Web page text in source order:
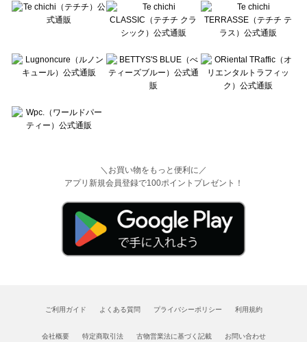
＼お買い物をもっと便利に／
アプリ新規会員登録で100ポイントプレゼント！
ご利用ガイド よくある質問 プライバシーポリシー 利用規約
会社概要 特定商取引法 古物営業法に基づく記載 お問い合わせ